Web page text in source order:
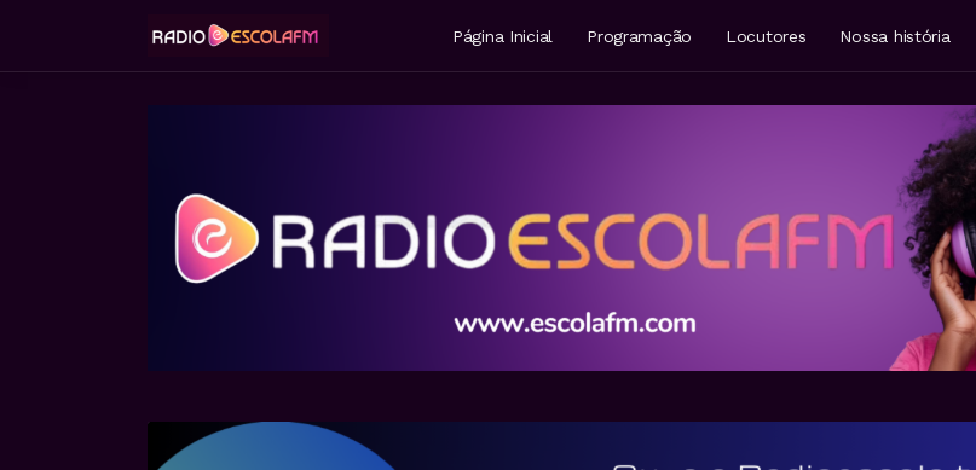
Página Inicial Programação Locutores Nossa história